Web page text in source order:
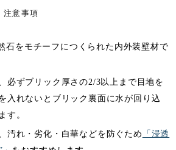
注意事項
石をモチーフにつくられた内外装壁材で
必ずブリック厚さの2/3以上まで目地を
入れないとブリック裏面に水が回り込
す。
汚れ・劣化・白華などを防ぐため
「浸透